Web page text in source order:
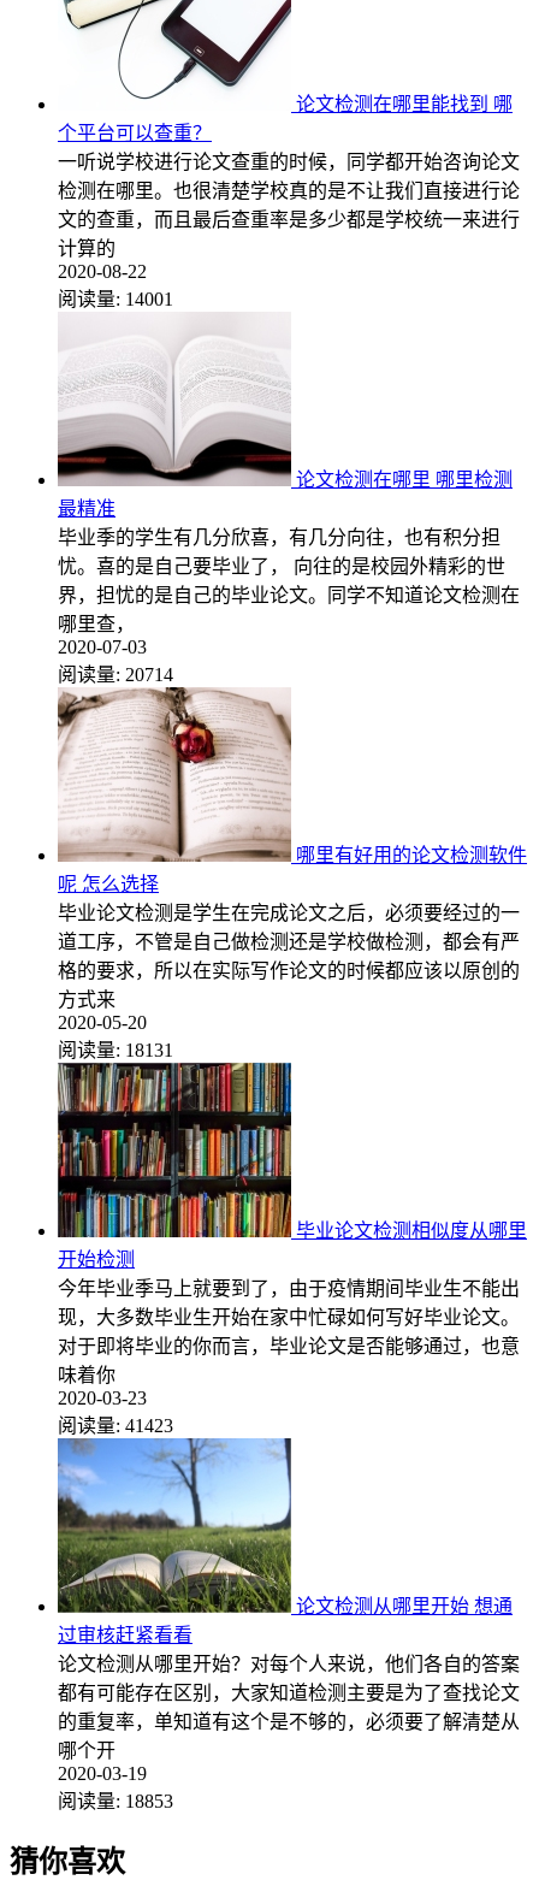
论文检测在哪里能找到 哪
个平台可以查重？
一听说学校进行论文查重的时候，同学都开始咨询论文
检测在哪里。也很清楚学校真的是不让我们直接进行论
文的查重，而且最后查重率是多少都是学校统一来进行
计算的
2020-08-22
阅读量: 14001
论文检测在哪里 哪里检测
最精准
毕业季的学生有几分欣喜，有几分向往，也有积分担
忧。喜的是自己要毕业了， 向往的是校园外精彩的世
界，担忧的是自己的毕业论文。同学不知道论文检测在
哪里查，
2020-07-03
阅读量: 20714
哪里有好用的论文检测软件
呢 怎么选择
毕业论文检测是学生在完成论文之后，必须要经过的一
道工序，不管是自己做检测还是学校做检测，都会有严
格的要求，所以在实际写作论文的时候都应该以原创的
方式来
2020-05-20
阅读量: 18131
毕业论文检测相似度从哪里
开始检测
今年毕业季马上就要到了，由于疫情期间毕业生不能出
现，大多数毕业生开始在家中忙碌如何写好毕业论文。
对于即将毕业的你而言，毕业论文是否能够通过，也意
味着你
2020-03-23
阅读量: 41423
论文检测从哪里开始 想通
过审核赶紧看看
论文检测从哪里开始？对每个人来说，他们各自的答案
都有可能存在区别，大家知道检测主要是为了查找论文
的重复率，单知道有这个是不够的，必须要了解清楚从
哪个开
2020-03-19
阅读量: 18853
猜你喜欢